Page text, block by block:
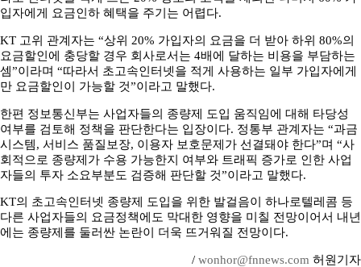
입자에게 요금인하 혜택을 주기는 어렵다.
KT 고위 관계자는 “상위 20% 가입자의 요금을 더 받아 하위 80%의
요금할인에 충당할 경우 회사로서는 4배에 달하는 비용을 부담하는
셈”이라며 “따라서 초고속인터넷을 적게 사용하는 일부 가입자에게
만 요금할인이 가능할 것”이라고 말했다.
한편 정보통신부는 사업자들의 종량제 도입 움직임에 대해 타당성
여부를 검토해 정책을 판단한다는 입장이다. 정통부 관계자는 “과금
시스템, 서비스 품질보장, 이용자 보호문제가 선결돼야 한다”며 “사
회적으로 종량제가 수용 가능한지 여부와 트래픽 증가로 인한 사업
자들의 투자 소요부분도 검증해 판단할 것”이라고 말했다.
KT의 초고속인터넷 종량제 도입을 위한 발걸음이 하나로텔레콤 등
다른 사업자들의 요금정책에도 막대한 영향을 미칠 전망이어서 내년
에는 종량제를 둘러싼 논란이 더욱 뜨거워질 전망이다.
/ wonhor@fnnews.com 허원기자